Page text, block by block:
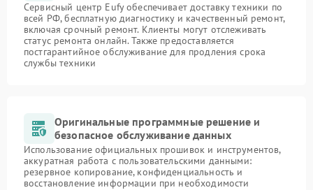
Сервисный центр Eufy обеспечивает доставку техники по
всей РФ, бесплатную диагностику и качественный ремонт,
включая срочный ремонт. Клиенты могут отслеживать
статус ремонта онлайн. Также предоставляется
постгарантийное обслуживание для продления срока
службы техники
Оригинальные программные решение и
безопасное обслуживание данных
Использование официальных прошивок и инструментов,
аккуратная работа с пользовательскими данными:
резервное копирование, конфиденциальность и
восстановление информации при необходимости